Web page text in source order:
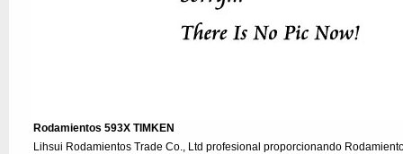
Rodamientos 593X TIMKEN
Lihsui Rodamientos Trade Co., Ltd profesional proporcionando